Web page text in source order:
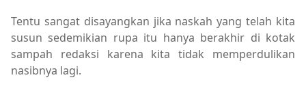
Tentu sangat disayangkan jika naskah yang telah kita
susun sedemikian rupa itu hanya berakhir di kotak
sampah redaksi karena kita tidak memperdulikan
nasibnya lagi.